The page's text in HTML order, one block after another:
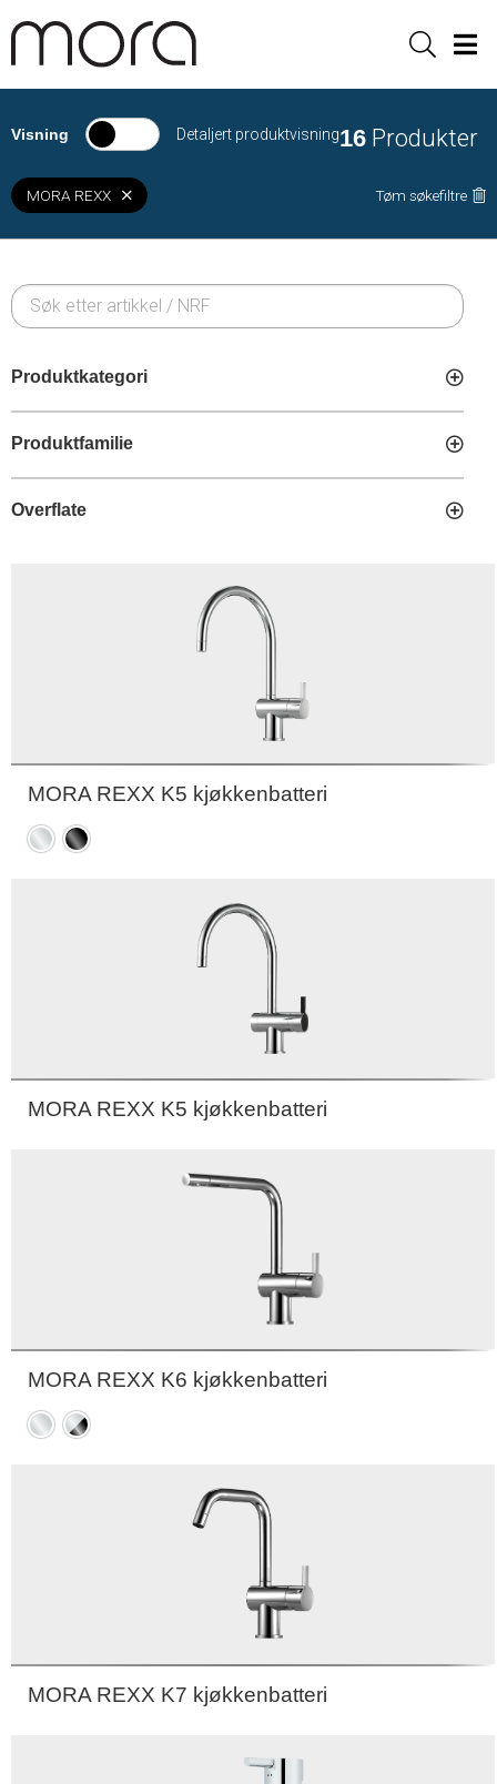
Sök
Visning Detaljert produktvisning16 Produkter
MORA REXX Tøm søkefiltre
Produktkategori
Produktfamilie
Overflate
MORA REXX K5 kjøkkenbatteri
KromSort
MORA REXX K5 kjøkkenbatteri
MORA REXX K6 kjøkkenbatteri
KromKrom
MORA REXX K7 kjøkkenbatteri